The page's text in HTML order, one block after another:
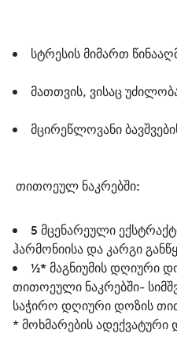
სტრესის მიმართ
მათთვის, ვისაც
მცირეწლოვანი
თითოეულ ნაკრებში:
5 მცენარეული
ჰარმონიისა და კარგი
½* მაგნიუმის დღიური
თითოეული ნაკრებში-
საჭირო დღიური დოზის
* მოხმარების ადექვატური